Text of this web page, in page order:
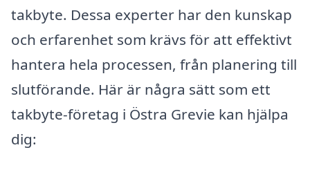
takbyte. Dessa experter har den kunskap
och erfarenhet som krävs för att effektivt
hantera hela processen, från planering till
slutförande. Här är några sätt som ett
takbyte-företag i Östra Grevie kan hjälpa
dig: